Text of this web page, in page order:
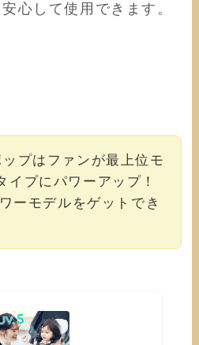
心して使用できます。
プはファンが最上位モ
イプにパワーアップ！
ーモデルをゲットでき